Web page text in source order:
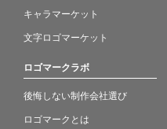
キャラマーケット
文字ロゴマーケット
ロゴマークラボ
後悔しない制作会社選び
ロゴマークとは